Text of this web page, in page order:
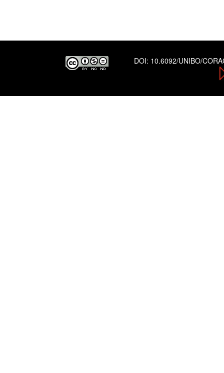
DOI: 10.6092/UNIBO/